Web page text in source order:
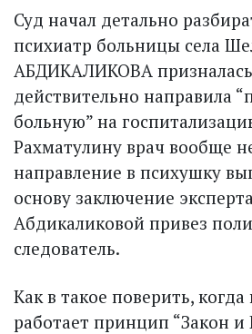
Суд начал детально
психиатр больницы села
АБДИКАЛИКОВА призналась
действительно направила
больную” на
Рахматулину врач вообще
направление в психушку
основу заключение
Абдикаликовой привез
следователь.
Как в такое поверить, когда
работает принцип “Закон